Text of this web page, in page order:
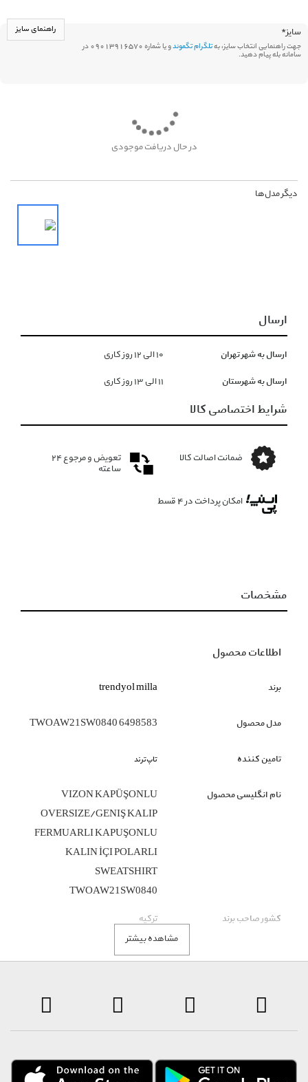
سایز* راهنمای سایز
جهت راهنمایی انتخاب سایز، بهتلگرام تگموند و یا شماره 09013916570 در
سامانه بله پیام دهید.
در حال دریافت موجودی
دیگر مدل‌ها
ارسال
ارسال به شهر تهران ١۰ الی ١۲ روز کاری
ارسال به شهرستان ١١ الی ١۳ روز کاری
شرایط اختصاصی کالا
ضمانت اصالت کالا
تعویض و مرجوع ۲۴
ساعته
امکان پرداخت در 4 قسط
مشخصات
مشاهده بیشتر
اطلاعات محصول
برند trendyol milla
مدل محصول TWOAW21SW0840 6498583
تامین کننده تاپ‌ترند
نام انگلیسی محصول
VIZON KAPÜŞONLU
OVERSIZE/GENIŞ KALIP
FERMUARLI KAPUŞONLU
KALIN İÇI POLARLI
SWEATSHIRT
TWOAW21SW0840
کشور صاحب برند ترکیه
زنانه
رنگ محصول کرم